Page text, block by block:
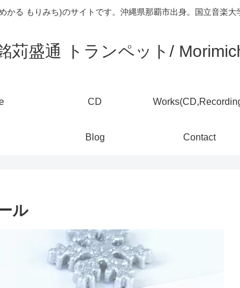
かる もりみち)のサイトです。沖縄県那覇市出身。国立音楽
苅盛通 トランペット/
CD
Blog Contact
ル